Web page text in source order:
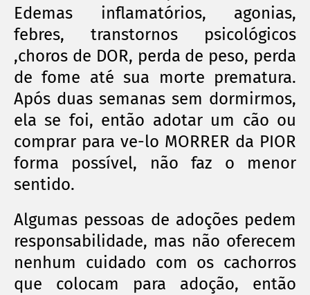
Edemas inflamatórios, agonias,
febres, transtornos psicológicos
,choros de DOR, perda de peso, perda
de fome até sua morte prematura.
Após duas semanas sem dormirmos,
ela se foi, então adotar um cão ou
comprar para ve-lo MORRER da PIOR
forma possível, não faz o menor
sentido.
Algumas pessoas de adoções pedem
responsabilidade, mas não oferecem
nenhum cuidado com os cachorros
que colocam para adoção, então